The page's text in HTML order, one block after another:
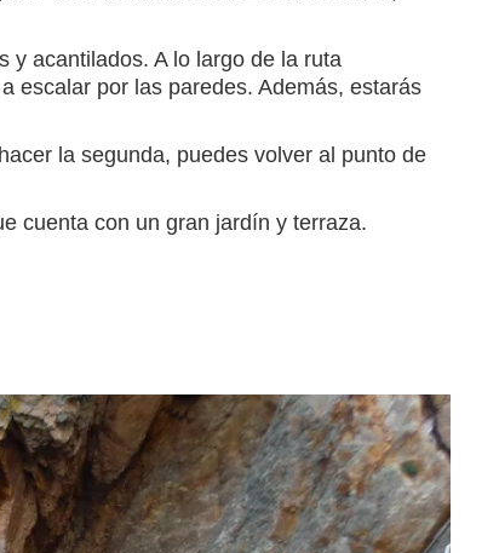
y acantilados. A lo largo de la ruta
escalar por las paredes. Además, estarás
la segunda, puedes volver al punto de
cuenta con un gran jardín y terraza.